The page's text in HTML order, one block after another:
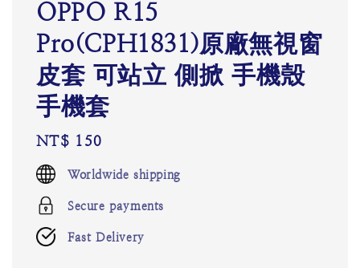
OPPO R15
Pro(CPH1831)原廠無視窗
皮套 可站立 側掀 手機殼
手機套
Regular
price
NT$ 150
Worldwide shipping
Secure payments
Fast Delivery